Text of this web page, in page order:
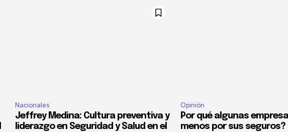
Nacionales
Jeffrey Medina: Cultura preventiva y
liderazgo en Seguridad y Salud en el
Opinión
Por qué algunas
menos por sus seguros?